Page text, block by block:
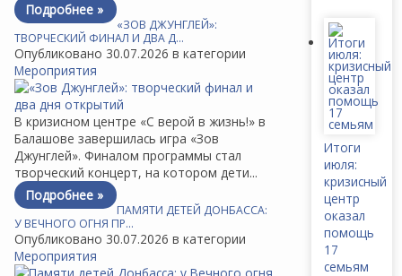
Подробнее »
«ЗОВ ДЖУНГЛЕЙ»:
ТВОРЧЕСКИЙ ФИНАЛ И ДВА Д…
Опубликовано 30.07.2026 в категории
Мероприятия
В кризисном центре «С верой в жизнь!» в
Балашове завершилась игра «Зов
Джунглей». Финалом программы стал
творческий концерт, на котором дети...
Подробнее »
ПАМЯТИ ДЕТЕЙ ДОНБАССА:
У ВЕЧНОГО ОГНЯ ПР…
Опубликовано 30.07.2026 в категории
Мероприятия
Итоги
июля:
кризисный
центр
оказал
помощь
17
семьям